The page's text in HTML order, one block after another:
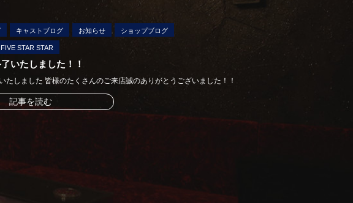
キャストブログ お知らせ ショップブログ
STAR STAR
いたしました！！
たしました 皆様のたくさんのご来店誠のありがとうございました！！
記事を読む